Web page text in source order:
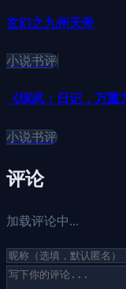
玄幻之九州天帝
小说书评
《综武：日记，万
小说书评
评论
加载评论中...